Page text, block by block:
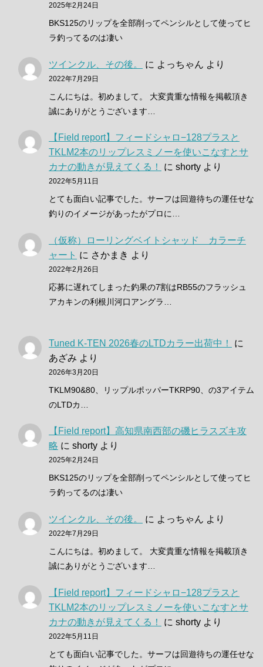
2025年2月24日
BKS125のリップを全部削ってペンシルとして使ってヒ
ラ釣ってるのは凄い
ツインクル、その後。 に よっちゃん より
2022年7月29日
こんにちは。初めまして。 大変貴重な情報を掲載頂き
誠にありがとうございます…
【Field report】フィードシャロ−128プラスと
TKLM2本のリップレスミノーを使いこなすとサ
カナの動きが見えてくる！
に shorty より
2022年5月11日
とても面白い記事でした。サーフは回遊待ちの運任せな
釣りのイメージがあったがプロに…
（仮称）ローリングベイトシャッド カラーチ
ャート に さかまき より
2022年2月26日
応募に遅れてしまった釣果の7割はRB55のフラッシュ
アカキンの利根川河口アングラ…
Tuned K-TEN 2026春のLTDカラー出荷中！
に
あざみ より
2026年3月20日
TKLM90&80、リップルポッパーTKRP90、の3アイテム
のLTDカ…
【Field report】高知県南西部の磯ヒラスズキ攻
略 に shorty より
2025年2月24日
BKS125のリップを全部削ってペンシルとして使ってヒ
ラ釣ってるのは凄い
ツインクル、その後。 に よっちゃん より
2022年7月29日
こんにちは。初めまして。 大変貴重な情報を掲載頂き
誠にありがとうございます…
【Field report】フィードシャロ−128プラスと
TKLM2本のリップレスミノーを使いこなすとサ
カナの動きが見えてくる！
に shorty より
2022年5月11日
とても面白い記事でした。サーフは回遊待ちの運任せな